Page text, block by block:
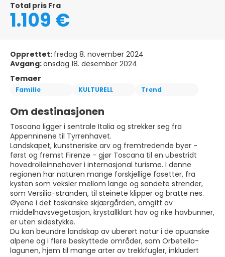
Total pris Fra
1.109 €
Opprettet: fredag 8. november 2024
Avgang:onsdag 18. desember 2024
Temaer
Familie KULTURELL Trend
Om destinasjonen
Toscana ligger i sentrale Italia og strekker seg fra
Appenninene til Tyrrenhavet.
Landskapet, kunstneriske arv og fremtredende byer -
først og fremst Firenze - gjør Toscana til en ubestridt
hovedrolleinnehaver i internasjonal turisme. I denne
regionen har naturen mange forskjellige fasetter, fra
kysten som veksler mellom lange og sandete strender,
som Versilia-stranden, til steinete klipper og bratte nes.
Øyene i det toskanske skjærgården, omgitt av
middelhavsvegetasjon, krystallklart hav og rike havbunner,
er uten sidestykke.
Du kan beundre landskap av uberørt natur i de apuanske
alpene og i flere beskyttede områder, som Orbetello-
lagunen, hjem til mange arter av trekkfugler, inkludert